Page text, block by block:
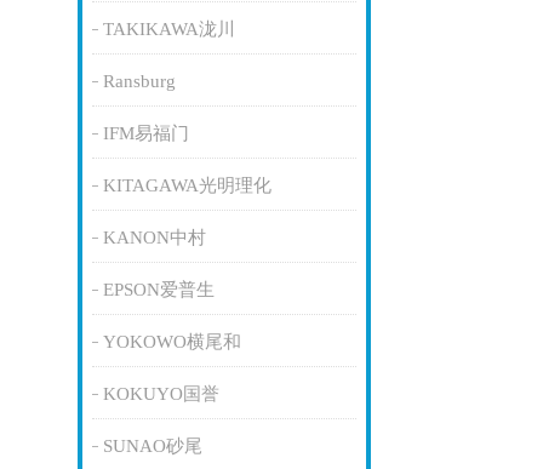
TAKIKAWA泷川
Ransburg
IFM易福门
KITAGAWA光明理化
KANON中村
EPSON爱普生
YOKOWO横尾和
KOKUYO国誉
SUNAO砂尾